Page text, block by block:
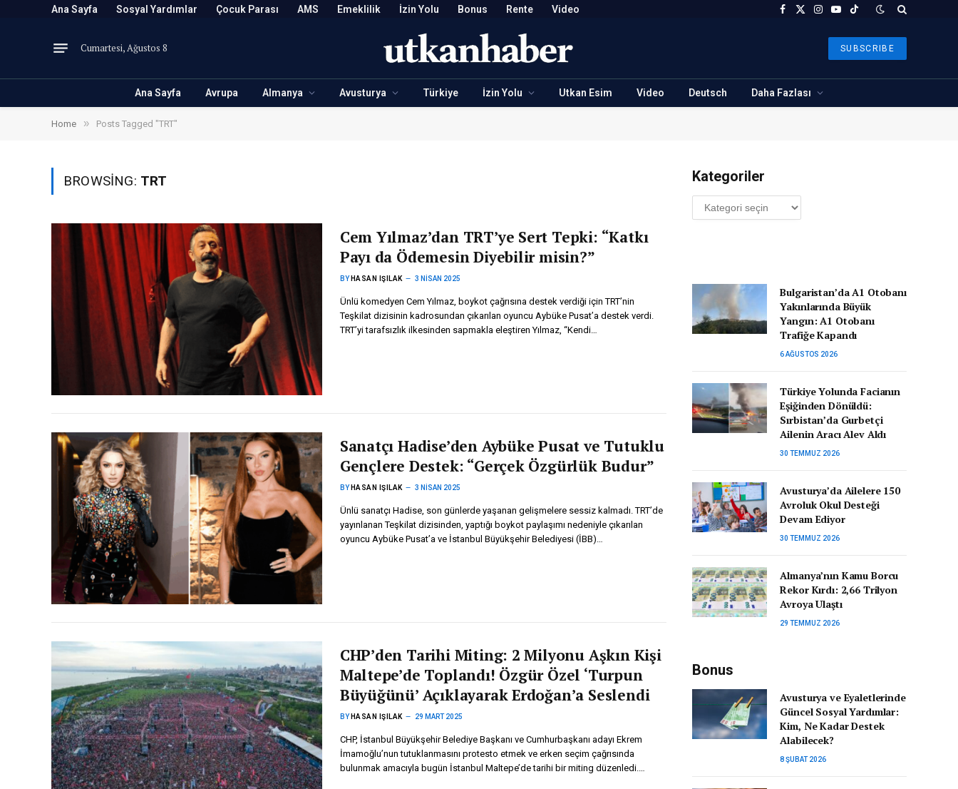
Ana Sayfa Sosyal Yardımlar Çocuk Parası AMS Emeklilik İzin Yolu Bonus Rente Video Facebook
X
Instagram
YouTubeTikTok
Cumartesi, Ağustos 8 SUBSCRIBE
Ana Sayfa Avrupa Almanya Avusturya Türkiye İzin Yolu Utkan Esim Video Deutsch Daha Fazlası
Home » Posts Tagged "TRT"
BROWSING: TRT
Cem Yılmaz’dan TRT’ye Sert Tepki: “Katkı
Payı da Ödemesin Diyebilir misin?”
BY HASAN IŞILAK 3 NISAN 2025
Ünlü komedyen Cem Yılmaz, boykot çağrısına destek verdiği için TRT’nin
Teşkilat dizisinin kadrosundan çıkarılan oyuncu Aybüke Pusat’a destek verdi.
TRT’yi tarafsızlık ilkesinden sapmakla eleştiren Yılmaz, “Kendi…
Sanatçı Hadise’den Aybüke Pusat ve Tutuklu
Gençlere Destek: “Gerçek Özgürlük Budur”
BY HASAN IŞILAK 3 NISAN 2025
Ünlü sanatçı Hadise, son günlerde yaşanan gelişmelere sessiz kalmadı. TRT’de
yayınlanan Teşkilat dizisinden, yaptığı boykot paylaşımı nedeniyle çıkarılan
oyuncu Aybüke Pusat’a ve İstanbul Büyükşehir Belediyesi (İBB)…
CHP’den Tarihi Miting: 2 Milyonu Aşkın Kişi
Maltepe’de Toplandı! Özgür Özel ‘Turpun
Büyüğünü’ Açıklayarak Erdoğan’a Seslendi
BY HASAN IŞILAK 29 MART 2025
CHP, İstanbul Büyükşehir Belediye Başkanı ve Cumhurbaşkanı adayı Ekrem
İmamoğlu’nun tutuklanmasını protesto etmek ve erken seçim çağrısında
bulunmak amacıyla bugün İstanbul Maltepe’de tarihi bir miting düzenledi.…
Kategoriler
Kategoriler
Bulgaristan’da A1 Otobanı
Yakınlarında Büyük
Yangın: A1 Otobanı
Trafiğe Kapandı
6 AĞUSTOS 2026
Türkiye Yolunda Facianın
Eşiğinden Dönüldü:
Sırbistan’da Gurbetçi
Ailenin Aracı Alev Aldı
30 TEMMUZ 2026
Avusturya’da Ailelere 150
Avroluk Okul Desteği
Devam Ediyor
30 TEMMUZ 2026
Almanya’nın Kamu Borcu
Rekor Kırdı: 2,66 Trilyon
Avroya Ulaştı
29 TEMMUZ 2026
Bonus
Avusturya ve Eyaletlerinde
Güncel Sosyal Yardımlar:
Kim, Ne Kadar Destek
Alabilecek?
8 ŞUBAT 2026